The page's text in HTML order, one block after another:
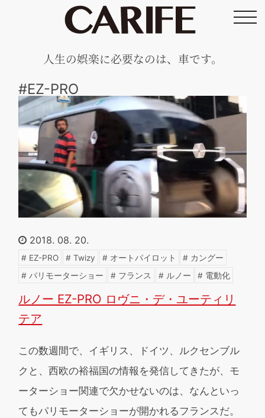
人生の娯楽に必要なのは、車です。
toggle
#EZ-PRO
2018. 08. 20.
EZ-PRO Twizy オートパイロット
カングー
パリモーターショー
フランス ルノー 電動化
ルノー EZ-PRO ロヴニ・デ・ユーティリ
テア
この数週間で、イギリス、ドイツ、ルクセンブル
クと、西欧の裕福国の情報を発信してきたが、モ
ーターショー関連で欠かせないのは、なんといっ
てもパリモーターショーが開かれるフランスだ。